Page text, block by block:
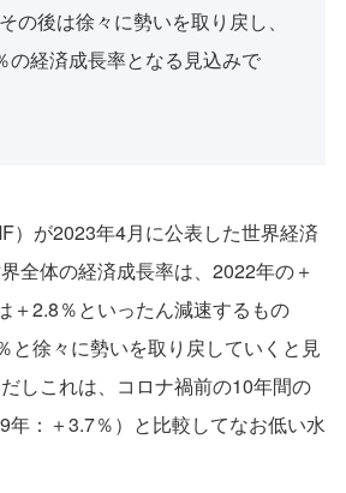
の後は徐々に勢いを取り戻し、
の経済成長率となる見込みで
）が2023年4月に公表した世界経済
全体の経済成長率は、2022年の＋
＋2.8％といったん減速するもの
と徐々に勢いを取り戻していくと見
しこれは、コロナ禍前の10年間の
年：＋3.7％）と比較してなお低い水